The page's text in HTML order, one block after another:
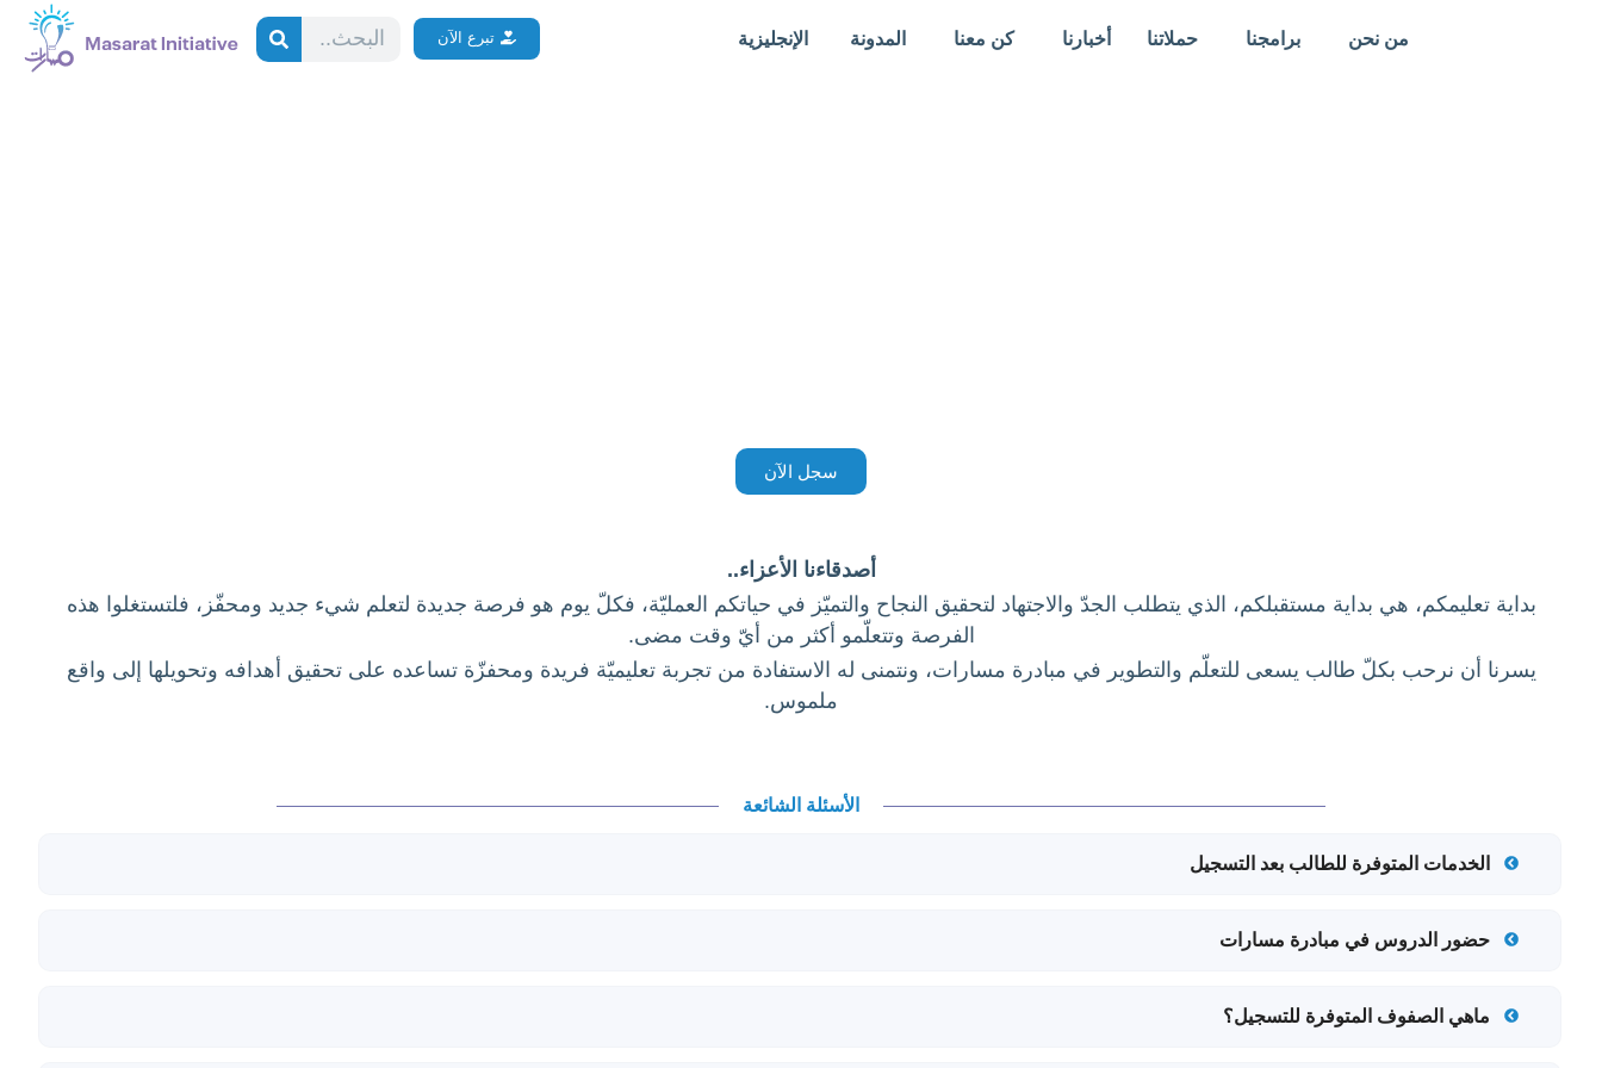
من نحن برامجنا حملاتنا أخبارنا كن معنا المدونة الإنجليزية تبرع الآن Search
سجل الآن
أصدقاءنا الأعزاء..
بداية تعليمكم، هي بداية مستقبلكم، الذي يتطلب الجدّ والاجتهاد لتحقيق النجاح والتميّز في حياتكم العمليّة، فكلّ يوم هو فرصة جديدة لتعلم شيء جديد ومحفّز، فلتستغلوا هذه
الفرصة وتتعلّمو أكثر من أيّ وقت مضى.
يسرنا أن نرحب بكلّ طالب يسعى للتعلّم والتطوير في مبادرة مسارات، ونتمنى له الاستفادة من تجربة تعليميّة فريدة ومحفزّة تساعده على تحقيق أهدافه وتحويلها إلى واقع
ملموس.
الأسئلة الشائعة
الخدمات المتوفرة للطالب بعد التسجيل
حضور الدروس في مبادرة مسارات
ماهي الصفوف المتوفرة للتسجيل؟